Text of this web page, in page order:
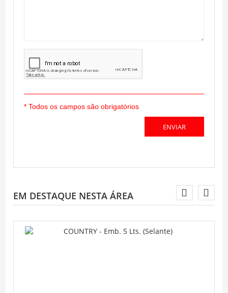
* Todos os campos são obrigatórios
EM DESTAQUE NESTA ÁREA